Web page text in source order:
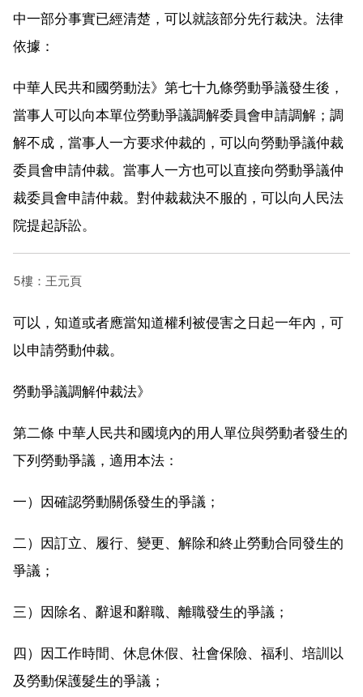
中一部分事實已經清楚，可以就該部分先行裁決。法律
依據：
中華人民共和國勞動法》第七十九條勞動爭議發生後，
當事人可以向本單位勞動爭議調解委員會申請調解；調
解不成，當事人一方要求仲裁的，可以向勞動爭議仲裁
委員會申請仲裁。當事人一方也可以直接向勞動爭議仲
裁委員會申請仲裁。對仲裁裁決不服的，可以向人民法
院提起訴訟。
5樓：王元頁
可以，知道或者應當知道權利被侵害之日起一年內，可
以申請勞動仲裁。
勞動爭議調解仲裁法》
第二條 中華人民共和國境內的用人單位與勞動者發生的
下列勞動爭議，適用本法：
一）因確認勞動關係發生的爭議；
二）因訂立、履行、變更、解除和終止勞動合同發生的
爭議；
三）因除名、辭退和辭職、離職發生的爭議；
四）因工作時間、休息休假、社會保險、福利、培訓以
及勞動保護髮生的爭議；